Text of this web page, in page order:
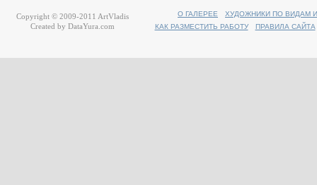
О ГАЛЕРЕЕ
ХУДОЖНИКИ ПО ВИДАМ
КАК РАЗМЕСТИТЬ РАБОТУ
ПРАВИЛА САЙТА
Copyright © 2009-2011 ArtVladis
Created by DataYura.com